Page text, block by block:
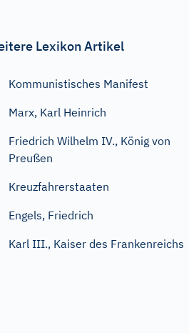
Lexikon Artikel
Kommunistisches Manifest
Marx, Karl Heinrich
Friedrich Wilhelm IV., König von
Preußen
Kreuzfahrerstaaten
Engels, Friedrich
Karl III., Kaiser des Frankenreichs